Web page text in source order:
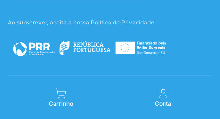
Ao subscrever, aceita a nossa Política de Privacidade
Carrinho Conta